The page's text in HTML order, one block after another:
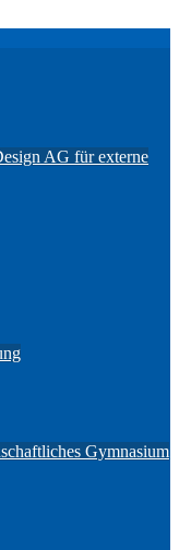
AG für externe
Gymnasium